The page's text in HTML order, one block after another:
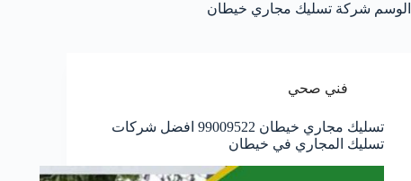
الوسم شركة تسليك مجاري خيطان
فني صحي
تسليك مجاري خيطان 99009522 افضل شركات
تسليك المجاري في خيطان